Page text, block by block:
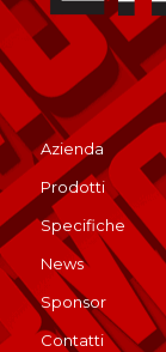
Azienda
Prodotti
Specifiche
News
Sponsor
Contatti